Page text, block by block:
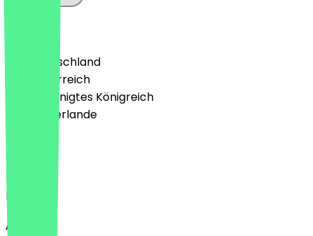
🇩🇪 Deutschland
🇦🇹 Österreich
🇬🇧 Vereinigtes Königreich
🇳🇱 Niederlande
Deutsch
English
About